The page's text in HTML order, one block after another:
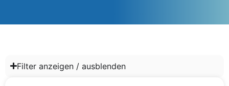
Filter anzeigen / ausblenden